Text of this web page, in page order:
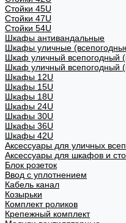
Стойки 45U
Стойки 47U
Стойки 54U
Шкафы антивандальные
Шкафы уличные
Шкаф уличный всепогодный
Шкаф уличный всепогодный
Шкафы 12U
Шкафы 15U
Шкафы 18U
Шкафы 24U
Шкафы 30U
Шкафы 36U
Шкафы 42U
Аксессуары для уличных
Аксессуары для шкафов и
Блок розеток
Ввод с уплотнением
Кабель канал
Козырьки
Комплект роликов
Крепежный комплект